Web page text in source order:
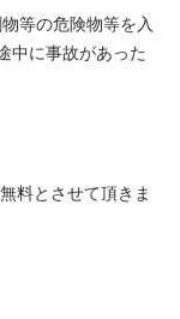
等の危険物等を入
中に事故があった
料とさせて頂きま